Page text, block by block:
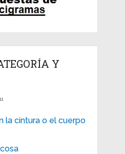
Y
la cintura o el cuerpo